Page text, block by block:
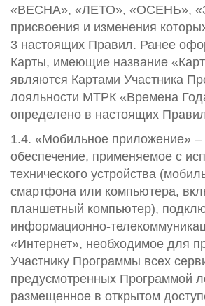
«ВЕСНА», «ЛЕТО», «ОСЕНЬ»,
присвоения и изменения
3 настоящих Правил. Ранее
Карты, имеющие название
являются Картами Участника
лояльности МТРК «Времена
определено в настоящих
1.4. «Мобильное приложение» –
обеспечение, применяемое с
технического устройства
смартфона или компьютера,
планшетный компьютер),
информационно-
«Интернет», необходимое для
Участнику Программы всех
предусмотренных Программой
размещенное в открытом